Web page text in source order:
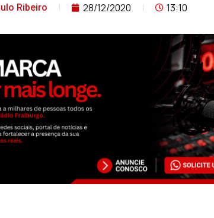
Ribeiro 28/12/2020 13:10